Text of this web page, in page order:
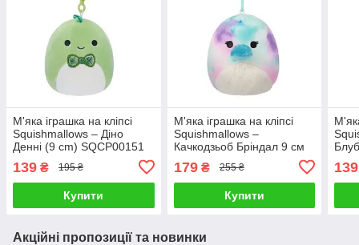
М'яка іграшка на кліпсі
Squishmallows – Діно
Денні (9 cm) SQCP00151
139 ₴ 195 ₴
Купити
М'яка іграшка на кліпсі
Squishmallows –
Качкодзьоб Бріндал 9 см
179₴ 255 ₴
Купити
139
Акційні пропозиції та новинки